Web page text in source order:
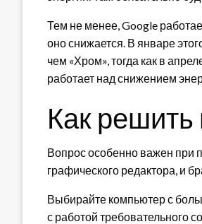
Тем не менее, Google
оно снижается. В январе
чем «Хром», тогда как в
работает над снижением
Как
Вопрос особенно важен при
графического редактора, и
Выбирайте компьютер с
с работой требовательного